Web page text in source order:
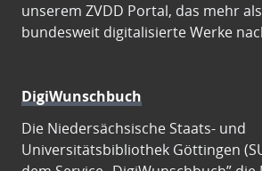
unserem ZVDD Portal, das mehr
bundesweit digitalisierte Werke
DigiWunschbuch
Die Niedersächsische Staats- und
Universitätsbibliothek Göttingen